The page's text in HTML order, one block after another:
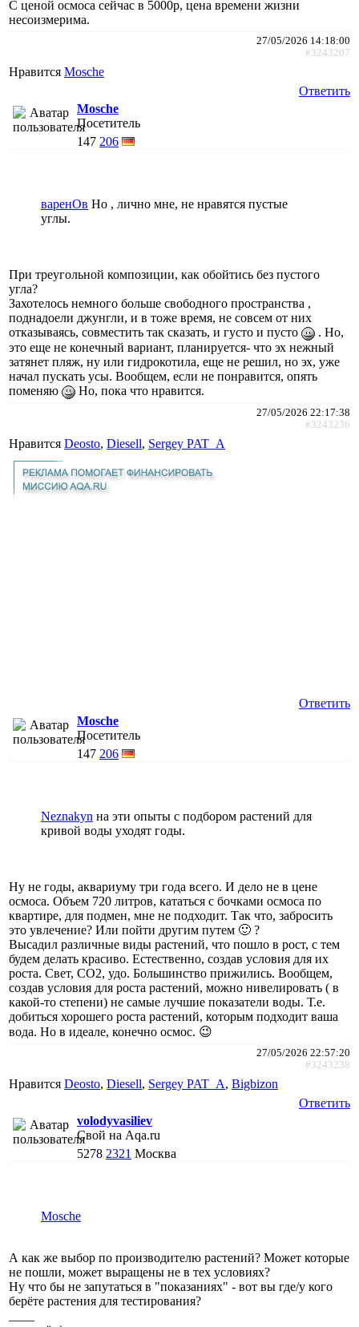
С ценой осмоса сейчас в 5000р, цена времени жизни
несоизмерима.
27/05/2026 14:18:00
#3243207
Нравится Mosche
Ответить
Mosche
Посетитель
147 206
варенОв Но , лично мне, не нравятся пустые
углы.
При треугольной композиции, как обойтись без пустого
угла?
Захотелось немного больше свободного пространства ,
поднадоели джунгли, и в тоже время, не совсем от них
отказываясь, совместить так сказать, и густо и пусто
. Но,
это еще не конечный вариант, планируется- что эх нежный
затянет пляж, ну или гидрокотила, еще не решил, но эх, уже
начал пускать усы. Вообщем, если не понравится, опять
поменяю
Но, пока что нравится.
27/05/2026 22:17:38
#3243236
Нравится Deosto, Diesell, Sergey PAT_A
Ответить
Mosche
Посетитель
147 206
Neznakyn на эти опыты с подбором растений для
кривой воды уходят годы.
Ну не годы, аквариуму три года всего. И дело не в цене
осмоса. Объем 720 литров, кататься с бочками осмоса по
квартире, для подмен, мне не подходит. Так что, забросить
это увлечение? Или пойти другим путем 🙂 ?
Высадил различные виды растений, что пошло в рост, с тем
будем делать красиво. Естественно, создав условия для их
роста. Свет, СО2, удо. Большинство прижились. Вообщем,
создав условия для роста растений, можно нивелировать ( в
какой-то степени) не самые лучшие показатели воды. Т.е.
добиться хорошего роста растений, которым подходит ваша
вода. Но в идеале, конечно осмос. 😉
27/05/2026 22:57:20
#3243238
Нравится Deosto, Diesell, Sergey PAT_A, Bigbizon
Ответить
volodyvasiliev
Свой на Aqa.ru
5278 2321 Москва
Mosche
А как же выбор по производителю растений? Может которые
не пошли, может выращены не в тех условиях?
Ну что бы не запутаться в "показаниях" - вот вы где/у кого
берёте растения для тестирования?